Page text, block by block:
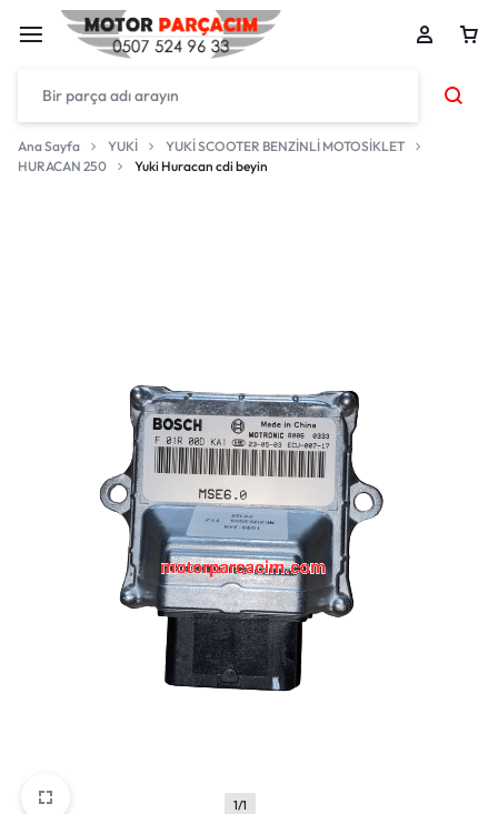
Ana Sayfa YUKİ
YUKİ SCOOTER BENZİNLİ MOTOSİKLET
HURACAN 250
Yuki Huracan cdi beyin
1/1